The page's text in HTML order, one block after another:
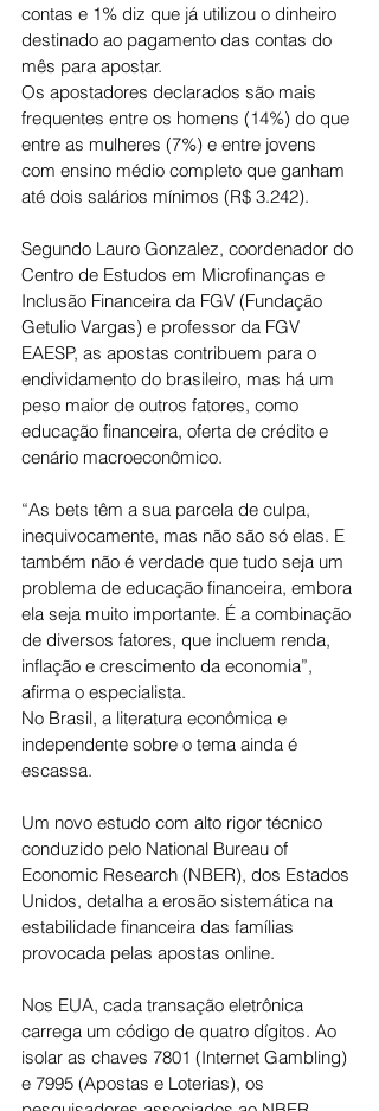
contas e 1% diz que já utilizou o dinheiro
destinado ao pagamento das contas do
mês para apostar.
Os apostadores declarados são mais
frequentes entre os homens (14%) do que
entre as mulheres (7%) e entre jovens
com ensino médio completo que ganham
até dois salários mínimos (R$ 3.242).
Segundo Lauro Gonzalez, coordenador do
Centro de Estudos em Microfinanças e
Inclusão Financeira da FGV (Fundação
Getulio Vargas) e professor da FGV
EAESP, as apostas contribuem para o
endividamento do brasileiro, mas há um
peso maior de outros fatores, como
educação financeira, oferta de crédito e
cenário macroeconômico.
“As bets têm a sua parcela de culpa,
inequivocamente, mas não são só elas. E
também não é verdade que tudo seja um
problema de educação financeira, embora
ela seja muito importante. É a combinação
de diversos fatores, que incluem renda,
inflação e crescimento da economia”,
afirma o especialista.
No Brasil, a literatura econômica e
independente sobre o tema ainda é
escassa.
Um novo estudo com alto rigor técnico
conduzido pelo National Bureau of
Economic Research (NBER), dos Estados
Unidos, detalha a erosão sistemática na
estabilidade financeira das famílias
provocada pelas apostas online.
Nos EUA, cada transação eletrônica
carrega um código de quatro dígitos. Ao
isolar as chaves 7801 (Internet Gambling)
e 7995 (Apostas e Loterias), os